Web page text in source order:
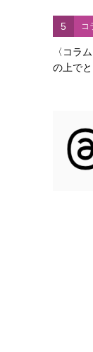
5 コ
〈コラ
の上で